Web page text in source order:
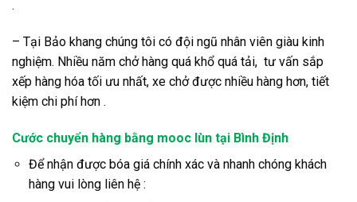
.
– Tại Bảo khang chúng tôi có đội ngũ nhân viên giàu kinh
nghiệm. Nhiều năm chở hàng quá khổ quá tải, tư vấn sắp
xếp hàng hóa tối ưu nhất, xe chở được nhiều hàng hơn, tiết
kiệm chi phí hơn .
Cước chuyển hàng bằng mooc lùn tại Bình Định
Để nhận được bóa giá chính xác và nhanh chóng khách
hàng vui lòng liên hệ :